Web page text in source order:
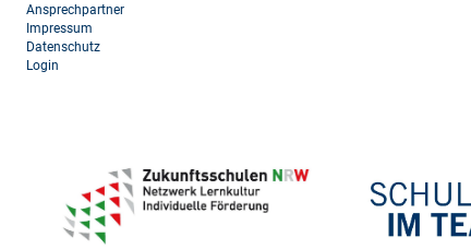
Footer
menu
Ansprechpartner
Impressum
Datenschutz
Login